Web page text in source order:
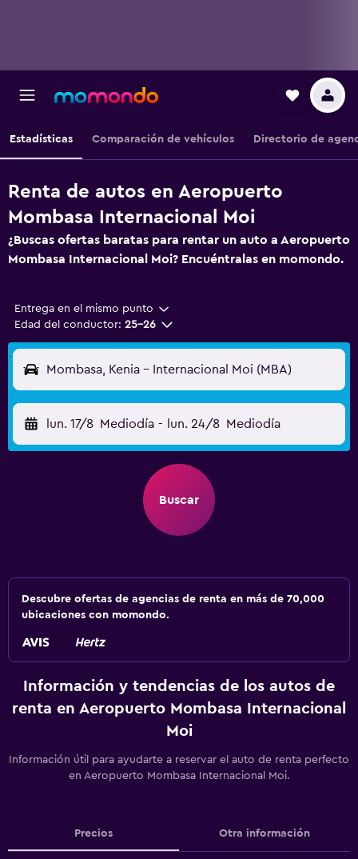
Estadísticas Comparación de vehículos Directorio de
Renta de autos en Aeropuerto
Mombasa Internacional Moi
¿Buscas ofertas baratas para rentar un auto a Aeropuerto
Mombasa Internacional Moi? Encuéntralas en momondo.
Entrega en el mismo punto
Edad del conductor: 25-26
Mombasa, Kenia - Internacional Moi (MBA)
lun. 17/8 Mediodía - lun. 24/8 Mediodía
Buscar
Descubre ofertas de agencias de renta en más de 70,000
ubicaciones con momondo.
Información y tendencias de los autos de
renta en Aeropuerto Mombasa Internacional
Moi
Información útil para ayudarte a reservar el auto de renta perfecto
en Aeropuerto Mombasa Internacional Moi.
Precios Otra información